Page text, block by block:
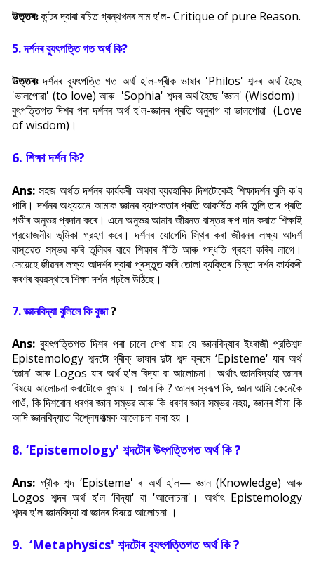
উত্তৰঃকান্টৰ দ্বাৰা ৰচিত গ্ৰন্থখনৰ নাম হ'ল- Critique of pure Reason.
5. দৰ্শনৰ ব্যুৎপত্তি গত অৰ্থ কি?
উত্তৰঃদৰ্শনৰ ব্যুৎপত্তি গত অৰ্থ হ'ল-গ্ৰীক ভাষাৰ 'Philos' শব্দৰ অৰ্থ হৈছে
'ভালপোৱা' (to love) আৰু 'Sophia' শব্দৰ অৰ্থ হৈছে 'জ্ঞান' (Wisdom)।
বুৎপত্তিগত দিশৰ পৰা দৰ্শনৰ অৰ্থ হ'ল-জ্ঞানৰ প্ৰতি অনুৰাগ বা ভালপোৱা (Love
of wisdom)।
6. শিক্ষা দর্শন কি?
Ans:সহজ অৰ্থত দৰ্শনৰ কাৰ্যকৰী অথবা ব্যৱহাৰিক দিশটোকেই শিক্ষাদর্শন বুলি ক'ব
পাৰি। দৰ্শনৰ অধ্যয়নে আমাক জ্ঞানৰ ব্যাপকতাৰ প্ৰতি আকৰ্ষিত কৰি তুলি তাৰ প্ৰতি
গভীৰ অনুভৱ প্ৰদান কৰে। এনে অনুভৱ আমাৰ জীৱনত বাস্তৱ ৰূপ দান কৰাত শিক্ষাই
প্রয়োজনীয় ভূমিকা গ্রহণ কৰে। দৰ্শনৰ যোগেদি স্থিৰ কৰা জীৱনৰ লক্ষ্য আদর্শ
বাস্তৱত সম্ভৱ কৰি তুলিবৰ বাবে শিক্ষাৰ নীতি আৰু পদ্ধতি গ্ৰহণ কৰিব লাগে।
সেয়েহে জীৱনৰ লক্ষ্য আদৰ্শৰ দ্বাৰা প্ৰস্তুত কৰি তোলা ব্যক্তিৰ চিন্তা দর্শন কাৰ্যকৰী
কৰণৰ ব্যৱস্থাৰে শিক্ষা দর্শন গঢ়লৈ উঠিছে।
7. জ্ঞানবিদ্যা বুলিলে কি বুজা?
Ans: ব্যুৎপত্তিগত দিশৰ পৰা চালে দেখা যায় যে জ্ঞানবিদ্যাৰ ইংৰাজী প্রতিশব্দ
Epistemology শব্দটো গ্ৰীক্ ভাষাৰ দুটা শব্দ ক্ৰমে ‘Episteme' যাৰ অৰ্থ
‘জ্ঞান’ আৰু Logos যাৰ অৰ্থ হ'ল বিদ্যা বা আলোচনা। অর্থাৎ জ্ঞানবিদ্যাই জ্ঞানৰ
বিষয়ে আলোচনা কৰাটোকে বুজায় । জ্ঞান কি ? জ্ঞানৰ স্বৰূপ কি, জ্ঞান আমি কেনেকৈ
পাওঁ, কিদিশবোন ধৰণৰ জ্ঞান সম্ভৱ আৰু কি ধৰণৰ জ্ঞান সম্ভৱ নহয়, জ্ঞানৰ সীমা কি
আদি জ্ঞানবিদ্যাত বিশ্লেষণাত্মক আলোচনা কৰা হয় ।
8. ‘Epistemology' শব্দটোৰ উৎপত্তিগত অর্থ কি ?
Ans: গ্রীক শব্দ ‘Episteme' ৰ অৰ্থ হ'ল— জ্ঞান (Knowledge) আৰু
Logos শব্দৰ অৰ্থ হ'ল ‘বিদ্যা' বা 'আলোচনা'। অর্থাৎ Epistemology
শব্দৰহ'ল জ্ঞানবিদ্যা বা জ্ঞানৰ বিষয়ে আলোচনা ।
9. ‘Metaphysics' শব্দটোৰ ব্যুৎপত্তিগত অর্থ কি ?